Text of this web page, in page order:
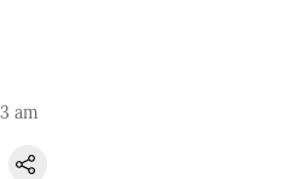
am